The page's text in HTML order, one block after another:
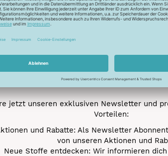
jetzt unseren exklusiven Newsletter und
Vorteilen:
und Rabatte: Als Newsletter
von unseren Aktionen und
Neue Stoffe entdecken: Wir informieren